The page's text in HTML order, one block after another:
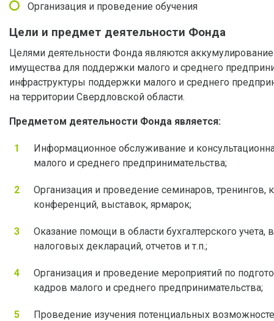
Организация и проведение обучения
Цели и предмет деятельности Фонда
Целями деятельности Фонда являются
имущества для поддержки малого и среднего
инфраструктуры поддержки малого и среднего
на территории Свердловской области.
Предметом деятельности Фонда является:
Информационное обслуживание и
малого и среднего предпринимательства;
Организация и проведение семинаров, тренингов,
конференций, выставок, ярмарок;
Оказание помощи в области бухгалтерского учета,
налоговых деклараций, отчетов и т.п.;
Организация и проведение мероприятий по
кадров малого и среднего предпринимательства;
Проведение изучения потенциальных